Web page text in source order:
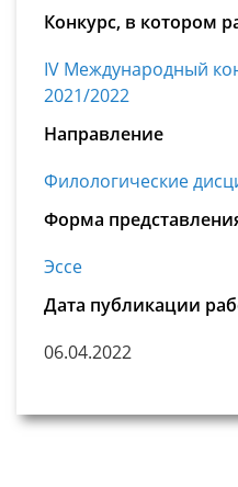
Конкурс, в котором
IV Международный
2021/2022
Направление
Филологические
Форма
Эссе
Дата публикации
06.04.2022